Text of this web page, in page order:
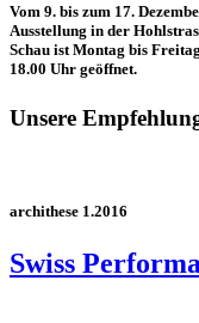
Vom 9. bis zum 17.
Ausstellung in der
Schau ist Montag bis
18.00 Uhr geöffnet.
Unsere
archithese 1.2016
Swiss